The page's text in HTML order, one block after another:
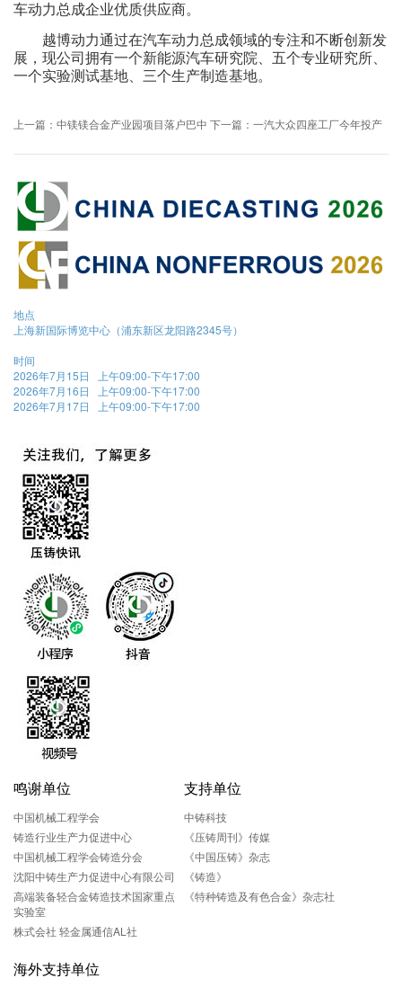
车动力总成企业优质供应商。
越博动力通过在汽车动力总成领域的专注和不断创新发
展，现公司拥有一个新能源汽车研究院、五个专业研究所、
一个实验测试基地、三个生产制造基地。
上一篇：中镁镁合金产业园项目落户巴中 下一篇：一汽大众四座工厂今年投产
地点
上海新国际博览中心（浦东新区龙阳路2345号）
时间
2026年7月15日 上午09:00-下午17:00
2026年7月16日 上午09:00-下午17:00
2026年7月17日 上午09:00-下午17:00
鸣谢单位
中国机械工程学会
铸造行业生产力促进中心
中国机械工程学会铸造分会
沈阳中铸生产力促进中心有限公司
高端装备轻合金铸造技术国家重点
实验室
株式会社 轻金属通信AL社
支持单位
中铸科技
《压铸周刊》传媒
《中国压铸》杂志
《铸造》
《特种铸造及有色合金》杂志社
海外支持单位